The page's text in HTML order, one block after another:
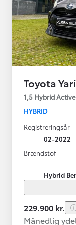
Toyota
1,5 Hybrid
HYBRID
Registreringsår
02-2022
Brændstof
Hybrid
229.900 kr.
Månedlig